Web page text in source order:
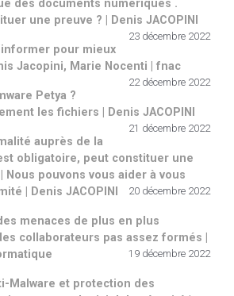
des documents numériques .
une preuve ? | Denis JACOPINI
23 décembre 2022
pour mieux
Jacopini, Marie Nocenti | fnac
22 décembre 2022
Petya ?
les fichiers | Denis JACOPINI
21 décembre 2022
auprès de la
obligatoire, peut constituer une
Nous pouvons vous aider à vous
| Denis JACOPINI
20 décembre 2022
menaces de plus en plus
collaborateurs pas assez formés |
19 décembre 2022
Malware et protection des